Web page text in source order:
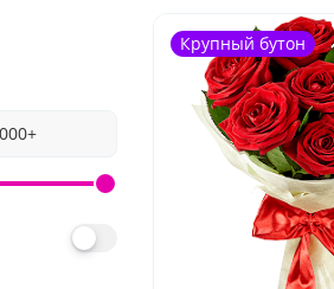
Крупный бутон